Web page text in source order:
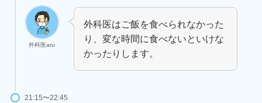
外科医aru
外科医はご飯を食べられなかった
り、変な時間に食べないといけな
かったりします。
21:15〜22:45